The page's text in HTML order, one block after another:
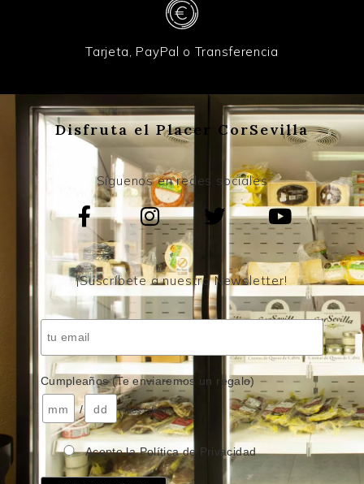
Tarjeta, PayPal o Transferencia
Disfruta el Placer CorSevilla
Síguenos en redes sociales
¡Suscríbete a nuestro Newsletter!
Cumpleaños (Te enviaremos un regalo)
/ ( mes / día )
Acepto la Política de Privacidad